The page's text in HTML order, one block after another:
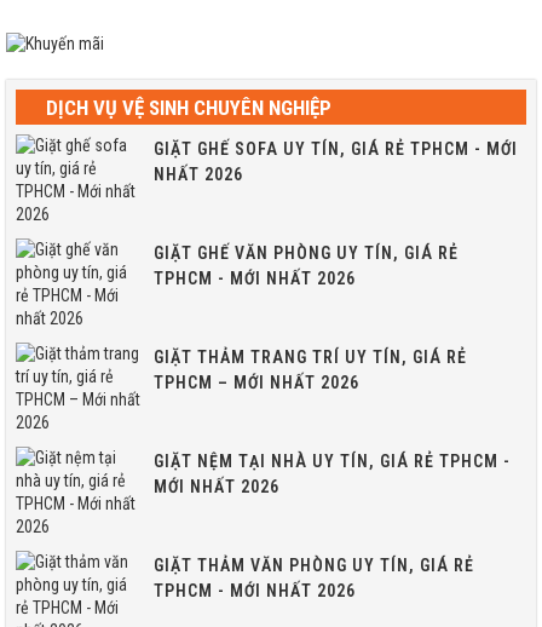
DỊCH VỤ VỆ SINH CHUYÊN NGHIỆP
GIẶT GHẾ SOFA UY TÍN, GIÁ RẺ TPHCM - MỚI
NHẤT 2026
GIẶT GHẾ VĂN PHÒNG UY TÍN, GIÁ RẺ
TPHCM - MỚI NHẤT 2026
GIẶT THẢM TRANG TRÍ UY TÍN, GIÁ RẺ
TPHCM – MỚI NHẤT 2026
GIẶT NỆM TẠI NHÀ UY TÍN, GIÁ RẺ TPHCM -
MỚI NHẤT 2026
GIẶT THẢM VĂN PHÒNG UY TÍN, GIÁ RẺ
TPHCM - MỚI NHẤT 2026